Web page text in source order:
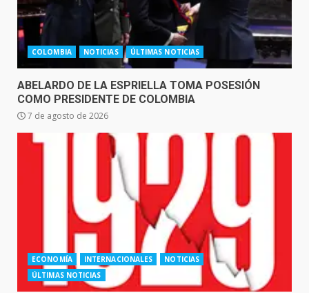
COLOMBIA NOTICIAS ÚLTIMAS NOTICIAS
ABELARDO DE LA ESPRIELLA TOMA POSESIÓN
COMO PRESIDENTE DE COLOMBIA
7 de agosto de 2026
ECONOMÍA INTERNACIONALES
NOTICIAS
ÚLTIMAS NOTICIAS